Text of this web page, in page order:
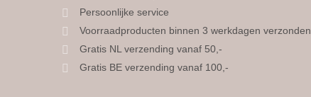
worden
op
de
Persoonlijke service
Voorraadproducten binnen 3 werkdagen verzonden
Gratis NL verzending vanaf 50,-
Gratis BE verzending vanaf 100,-